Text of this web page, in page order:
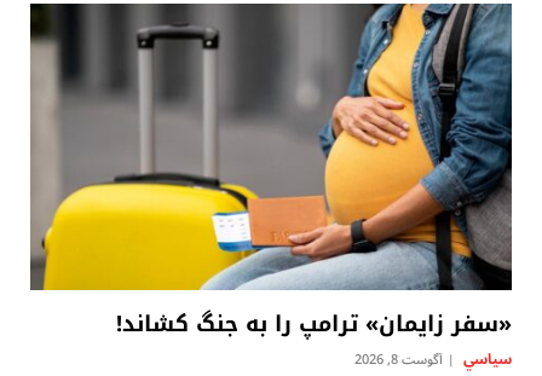
«سفر زایمان» ترامپ را به جنگ کشاند!
سياسي آگوست 8, 2026